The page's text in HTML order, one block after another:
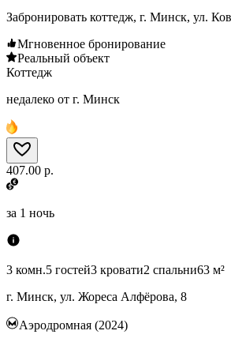
Забронировать коттедж, г. Минск, ул.
Мгновенное бронирование
Реальный объект
Коттедж
недалеко от г. Минск
407.00 р.
за 1 ночь
3 комн.5 гостей3 кровати2 спальни63 м²
г. Минск, ул. Жореса Алфёрова, 8
Аэродромная (2024)